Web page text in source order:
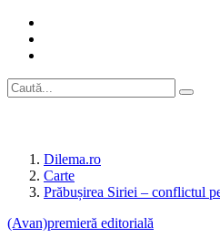
Dilema.ro
Carte
Prăbușirea Siriei – conflictul
(Avan)premieră editorială